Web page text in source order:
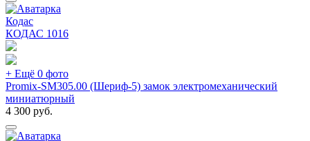
Кодас
КОДАС 1016
+ Ещё 0 фото
Promix-SM305.00 (Шериф-5) замок электромеханический
миниатюрный
4 300 руб.